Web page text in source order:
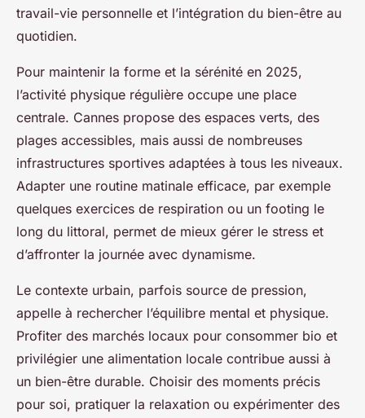
travail-vie personnelle et l’intégration du bien-être au
quotidien.
Pour maintenir la forme et la sérénité en 2025,
l’activité physique régulière occupe une place
centrale. Cannes propose des espaces verts, des
plages accessibles, mais aussi de nombreuses
infrastructures sportives adaptées à tous les niveaux.
Adapter une routine matinale efficace, par exemple
quelques exercices de respiration ou un footing le
long du littoral, permet de mieux gérer le stress et
d’affronter la journée avec dynamisme.
Le contexte urbain, parfois source de pression,
appelle à rechercher l’équilibre mental et physique.
Profiter des marchés locaux pour consommer bio et
privilégier une alimentation locale contribue aussi à
un bien-être durable. Choisir des moments précis
pour soi, pratiquer la relaxation ou expérimenter des